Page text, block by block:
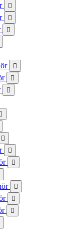












